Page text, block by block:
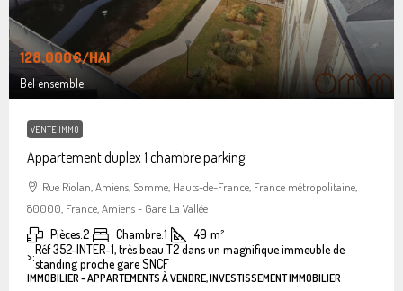
128.000€/HAI
Bel ensemble
VENTE IMMO
Appartement duplex 1 chambre parking
Rue Riolan, Amiens, Somme, Hauts-de-France, France métropolitaine,
80000, France, Amiens - Gare La Vallée
Pièces:2 Chambre:1 49 m²
>:Réf 352-INTER-1, très beau T2 dans un magnifique immeuble de
standing proche gare SNCF
IMMOBILIER - APPARTEMENTS À VENDRE, INVESTISSEMENT IMMOBILIER